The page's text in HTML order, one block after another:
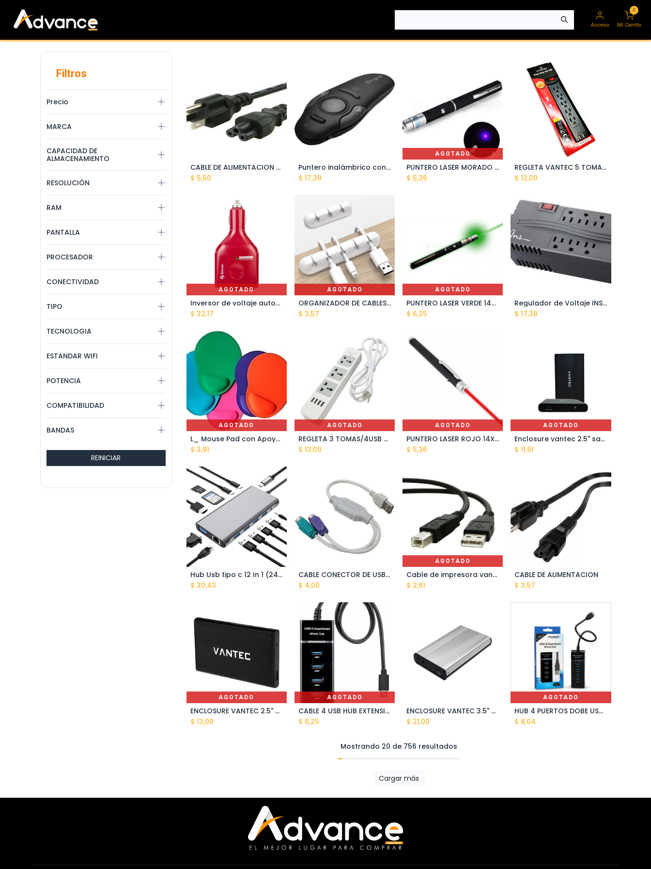
Acceso
0
Mi Carrito
Filtros
Precio
MARCA
CAPACIDAD DE
ALMACENAMIENTO
RESOLUCIÓN
RAM
PANTALLA
PROCESADOR
CONECTIVIDAD
TIPO
TECNOLOGIA
ESTANDAR WIFI
POTENCIA
COMPATIBILIDAD
BANDAS
REINICIAR
Añadir al carrito
CABLE DE ALIMENTACION MICKEY MOUSE P/NOTEBOOK AGI-1123
$ 5,50
Añadir al carrito
Puntero inalámbrico con laser (24LN-5)
$ 17,39
AGOTADO
PUNTERO LASER MORADO 14X155MM GA-23/P
$ 5,36
Añadir al carrito
REGLETA VANTEC 5 TOMAS/2 USB
$12,00
AGOTADO
Inversor de voltaje automotriz steren 12vcd a 110v 75w inv-075
$ 32,17
AGOTADO
ORGANIZADOR DE CABLES DE ESCRITORIO DE SILICON DE 5 CLIPS TE-3/5
$ 3,57
AGOTADO
PUNTERO LASER VERDE 14X155MM GA-23/G
$ 6,25
Añadir al carrito
Regulador de Voltaje INS 2000va 8 tomas negro
$17,38
AGOTADO
L_ Mouse Pad con Apoyador varios colores
$ 3,91
AGOTADO
REGLETA 3 TOMAS/4USB BLANCO 1.8MTS EV-3R4U-WH
$ 13,00
AGOTADO
PUNTERO LASER ROJO 14X155MM GA-23/R
$ 5,36
AGOTADO
Enclosure vantec 2.5" sata metal usb VT-HD12 3.0
$11,61
Añadir al carrito
Hub Usb tipo c 12 In 1 (24LN-4)
$ 30,43
Añadir al carrito
CABLE CONECTOR DE USB A PS2 CS381 40CM
$ 4,00
AGOTADO
Cable de impresora vantec usb-usb 2.0 1.5 mts
$ 2,61
Añadir al carrito
CABLE DE ALIMENTACION
$3,57
AGOTADO
ENCLOSURE VANTEC 2.5" SATA METAL USB 3.0 VT-HD11 3.0
$ 13,00
AGOTADO
CABLE 4 USB HUB EXTENSION
$ 6,25
Añadir al carrito
ENCLOSURE VANTEC 3.5" SATA METAL USB 3.0 VT-HD12 3.0
$ 21,00
AGOTADO
HUB 4 PUERTOS DOBE USB 3.0 TY-769
$ 8,04
Mostrando 20 de 756 resultados
Cargar más